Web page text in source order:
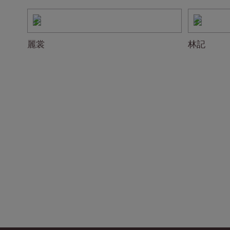
麗裳 林記